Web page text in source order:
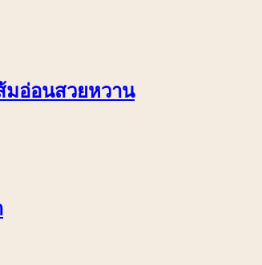
มอ่อนสวยหวาน